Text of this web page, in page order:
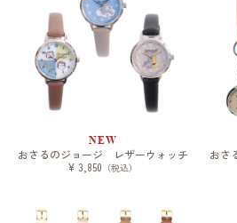
NEW
おさるのジョージ レザーウォッチ
¥ 3,850 （税込）
おさ